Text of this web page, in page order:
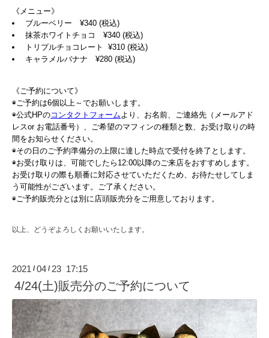
《メニュー》
ブルーベリー ¥340 (税込)
抹茶ホワイトチョコ ¥340 (税込)
トリプルチョコレート ¥310 (税込)
キャラメルバナナ ¥280 (税込)
《ご予約について》
◉ご予約は6個以上～でお願いします。
◉公式HPのコンタクトフォーム より、お名前、ご連絡先（メールアド
レスor お電話番号）、ご希望のマフィンの種類と数、お受け取りの時
間をお知らせください。
◉その日のご予約準備分の上限に達した時点で受付を終了とします。
◉お受け取りは、可能でしたら12:00以降のご来店をおすすめします。
お受け取りの際も順番に対応させていただくため、お待たせしてしま
う可能性がございます。ご了承ください。
◉ご予約販売分とは別に店頭販売分をご用意しております。
以上、どうぞよろしくお願いいたします。
2021 /04 / 23 17:15
4/24(土)販売分のご予約について